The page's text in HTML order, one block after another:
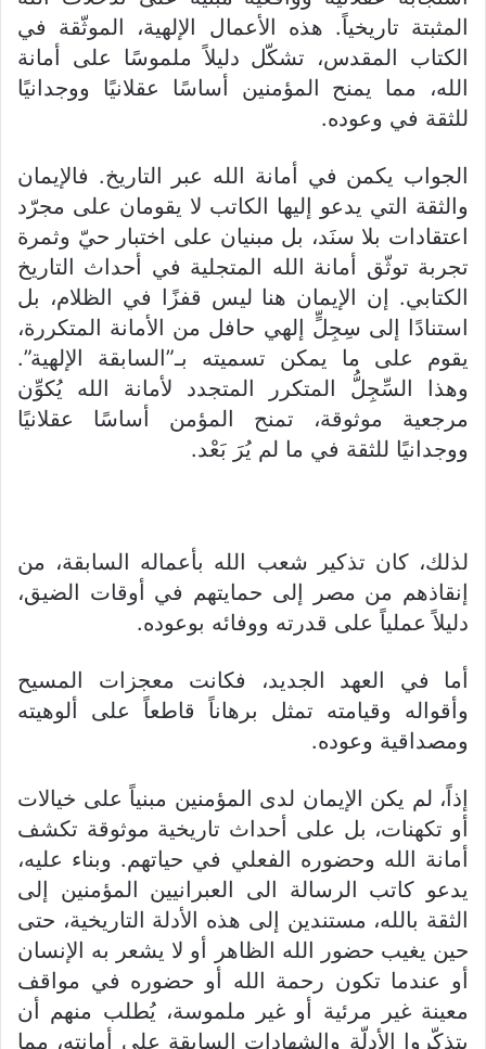
المثبتة تاريخياً. هذه الأعمال الإلهية، الموثّقة في
الكتاب المقدس، تشكّل دليلاً ملموسًا على أمانة
الله، مما يمنح المؤمنين أساسًا عقلانيًا ووجدانيًا
للثقة في وعوده.
الجواب يكمن في أمانة الله عبر التاريخ. فالإيمان
والثقة التي يدعو إليها الكاتب لا يقومان على مجرّد
اعتقادات بلا سنَد، بل مبنيان على اختبار حيّ وثمرة
تجربة توثّق أمانة الله المتجلية في أحداث التاريخ
الكتابي. إن الإيمان هنا ليس قفزًا في الظلام، بل
استنادًا إلى سِجِلٍّ إلهي حافل من الأمانة المتكررة،
يقوم على ما يمكن تسميته بـ”السابقة الإلهية”.
وهذا السِّجِلُّ المتكرر المتجدد لأمانة الله يُكوِّن
مرجعية موثوقة، تمنح المؤمن أساسًا عقلانيًا
ووجدانيًا للثقة في ما لم يُرَ بَعْد.
لذلك، كان تذكير شعب الله بأعماله السابقة، من
إنقاذهم من مصر إلى حمايتهم في أوقات الضيق،
دليلاً عملياً على قدرته ووفائه بوعوده.
أما في العهد الجديد، فكانت معجزات المسيح
وأقواله وقيامته تمثل برهاناً قاطعاً على ألوهيته
ومصداقية وعوده.
إذاً، لم يكن الإيمان لدى المؤمنين مبنياً على خيالات
أو تكهنات، بل على أحداث تاريخية موثوقة تكشف
أمانة الله وحضوره الفعلي في حياتهم. وبناء عليه،
يدعو كاتب الرسالة الى العبرانيين المؤمنين إلى
الثقة بالله، مستندين إلى هذه الأدلة التاريخية، حتى
حين يغيب حضور الله الظاهر أو لا يشعر به الإنسان
أو عندما تكون رحمة الله أو حضوره في مواقف
معينة غير مرئية أو غير ملموسة، يُطلب منهم أن
يتذكّروا الأدلّة والشهادات السابقة على أمانته، مما